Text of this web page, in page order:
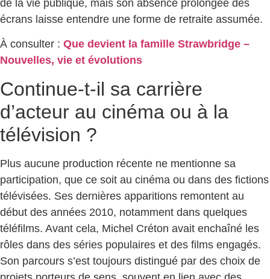
de la vie publique, mais son absence prolongée des
écrans laisse entendre une forme de retraite assumée.
À consulter : Que devient la famille Strawbridge –
Nouvelles, vie et évolutions
Continue-t-il sa carrière
d’acteur au cinéma ou à la
télévision ?
Plus aucune production récente ne mentionne sa
participation, que ce soit au cinéma ou dans des fictions
télévisées. Ses dernières apparitions remontent au
début des années 2010, notamment dans quelques
téléfilms. Avant cela, Michel Créton avait enchaîné les
rôles dans des séries populaires et des films engagés.
Son parcours s’est toujours distingué par des choix de